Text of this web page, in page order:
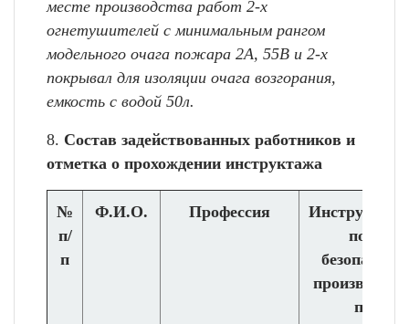
месте производства работ 2-х
огнетушителей с минимальным рангом
модельного очага пожара 2А, 55В и 2-х
покрывал для изоляции очага возгорания,
емкость с водой 50л.
8. Состав задействованных работников и
отметка о прохождении инструктажа
№
п/
п
Ф.И.О. Профессия
Инструктаж